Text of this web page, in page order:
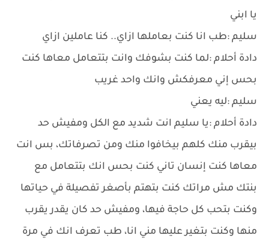
يا ابني
سليم :طب انا كنت بعاملها ازاي.. كنا عاملين ازاي
دادة أحلام :لما كنت بشوفك وانت بتتعامل معاها كنت
بحس إني معرفكش وانك واحد غريب
سليم :ليه يعني
دادة أحلام :يا سليم انت شديد مع الكل ومفيش حد
بيقرب منك كلهم بيخافوا منك ومن تصرفاتك، بس انت
معاها كنت إنسان تاني كنت بحس انك بتتعامل مع
بنتك مش مراتك كنت بتهتم بأصغر تفصيلة في حياتها
وكنت بتحب كل حاجة فيها، ومفيش حد كان يقدر يقرب
منها وكنت بتغير عليها مني انا، طب تعرف انك في مرة